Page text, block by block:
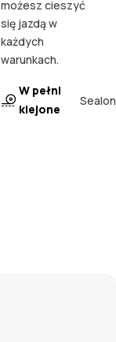
możesz cieszyć
się jazdą w
każdych
warunkach.
W pełni
klejone
Sealon